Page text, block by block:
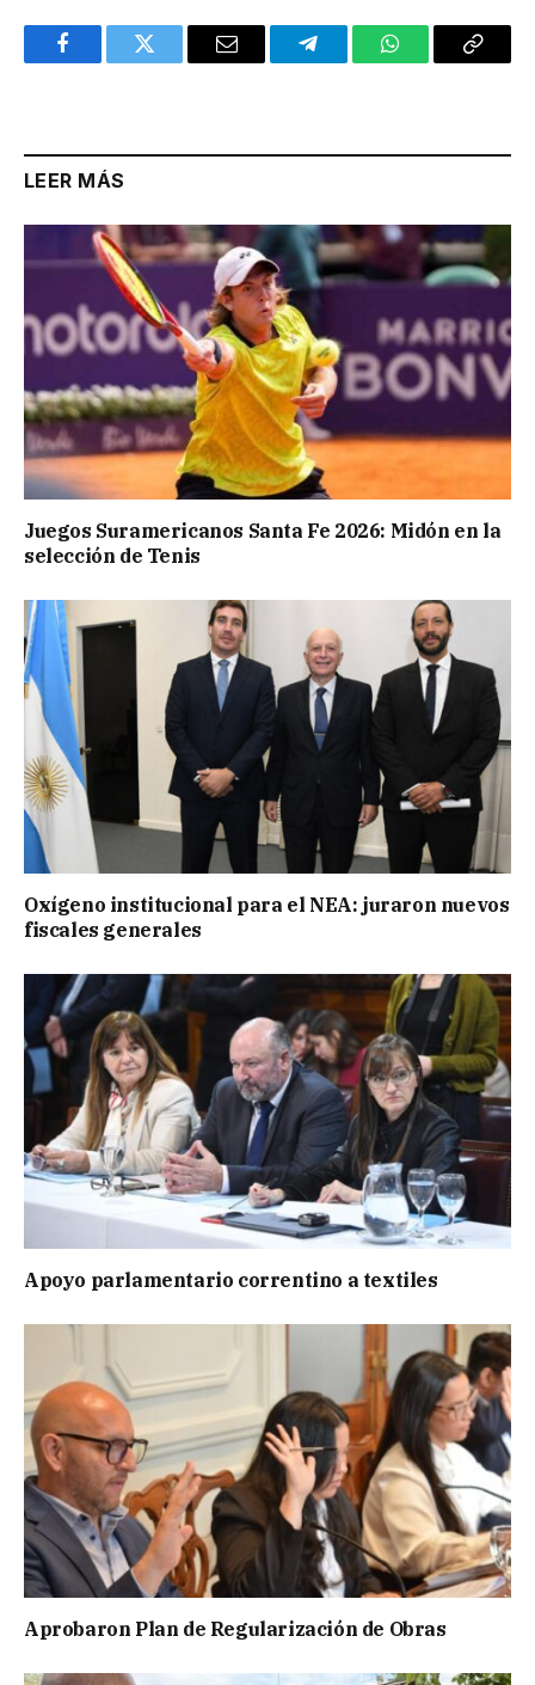
FacebookTwitter Email TelegramWhatsAppCopy
LEER MÁS
Juegos Suramericanos Santa Fe 2026: Midón en la
selección de Tenis
Oxígeno institucional para el NEA: juraron nuevos
fiscales generales
Apoyo parlamentario correntino a textiles
Aprobaron Plan de Regularización de Obras